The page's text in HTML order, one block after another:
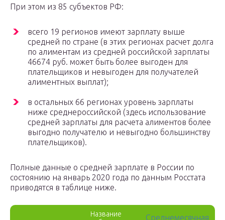
При этом из 85 субъектов РФ:
всего 19 регионов имеют зарплату выше
средней по стране (в этих регионах расчет долга
по алиментам из средней российской зарплаты
46674 руб. может быть более выгоден для
плательщиков и невыгоден для получателей
алиментных выплат);
в остальных 66 регионах уровень зарплаты
ниже среднероссийской (здесь использование
средней зарплаты для расчета алиментов более
выгодно получателю и невыгодно большинству
плательщиков).
Полные данные о средней зарплате в России по
состоянию на январь 2020 года по данным Росстата
приводятся в таблице ниже.
Название
Среднемесячная